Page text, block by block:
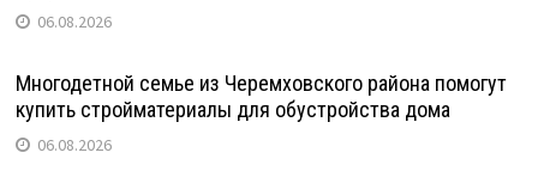
06.08.2026
Многодетной семье из Черемховского района помогут
купить стройматериалы для обустройства дома
06.08.2026